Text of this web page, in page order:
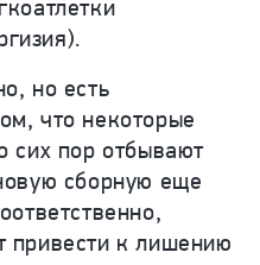
но есть
что некоторые
сих пор отбывают
сборную еще
привести к лишению